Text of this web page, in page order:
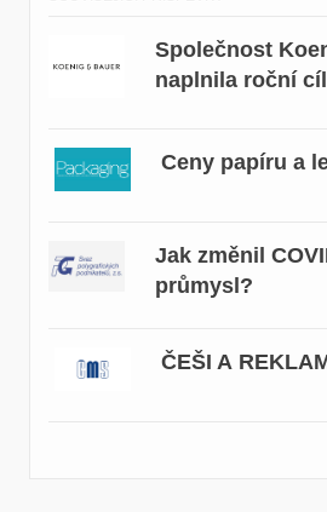
Společnost
naplnila roční
Ceny papíru a
Jak změnil
průmysl?
ČEŠI A